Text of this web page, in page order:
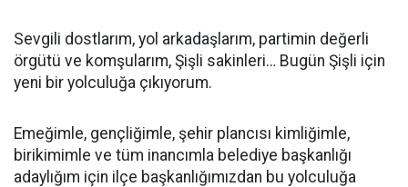
Sevgili dostlarım, yol arkadaşlarım, partimin değerli
örgütü ve komşularım, Şişli sakinleri… Bugün Şişli için
yeni bir yolculuğa çıkıyorum.
Emeğimle, gençliğimle, şehir plancısı kimliğimle,
birikimimle ve tüm inancımla belediye başkanlığı
adaylığım için ilçe başkanlığımızdan bu yolculuğa